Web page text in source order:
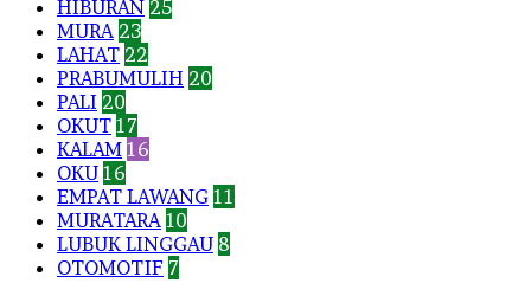
HIBURAN 25
MURA 23
LAHAT 22
PRABUMULIH 20
PALI 20
OKUT 17
KALAM 16
OKU 16
EMPAT LAWANG 11
MURATARA 10
LUBUK LINGGAU 8
OTOMOTIF 7